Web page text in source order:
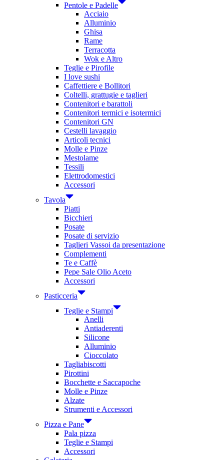
Pentole e Padelle
Acciaio
Alluminio
Ghisa
Rame
Terracotta
Wok e Altro
Teglie e Pirofile
I love sushi
Caffettiere e Bollitori
Coltelli, grattugie e taglieri
Contenitori e barattoli
Contenitori termici e isotermici
Contenitori GN
Cestelli lavaggio
Articoli tecnici
Molle e Pinze
Mestolame
Tessili
Elettrodomestici
Accessori
Tavola
Piatti
Bicchieri
Posate
Posate di servizio
Taglieri Vassoi da presentazione
Complementi
Te e Caffè
Pepe Sale Olio Aceto
Accessori
Pasticceria
Teglie e Stampi
Anelli
Antiaderenti
Silicone
Alluminio
Cioccolato
Tagliabiscotti
Pirottini
Bocchette e Saccapoche
Molle e Pinze
Alzate
Strumenti e Accessori
Pizza e Pane
Pala pizza
Teglie e Stampi
Accessori